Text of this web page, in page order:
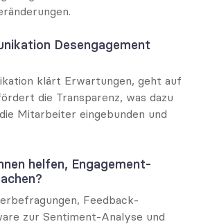
Desengagement
klärt Erwartungen, geht auf
die Transparenz, was dazu
Mitarbeiter eingebunden und
helfen, Engagement-
Feedback-
zur Sentiment-Analyse und